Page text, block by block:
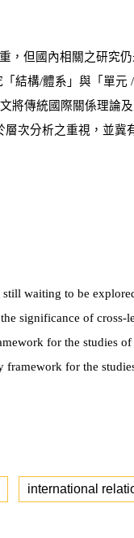
，但國內相關之研究
結構/體系」與「單
傳統國際關係理論
次分析之重視，並
waiting to be
significance of cross-
for the studies
for the
international